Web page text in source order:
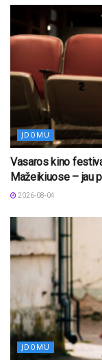
ĮDOMU
Vasaros kino
Mažeikiuose – jau
2026-08-04
ĮDOMU